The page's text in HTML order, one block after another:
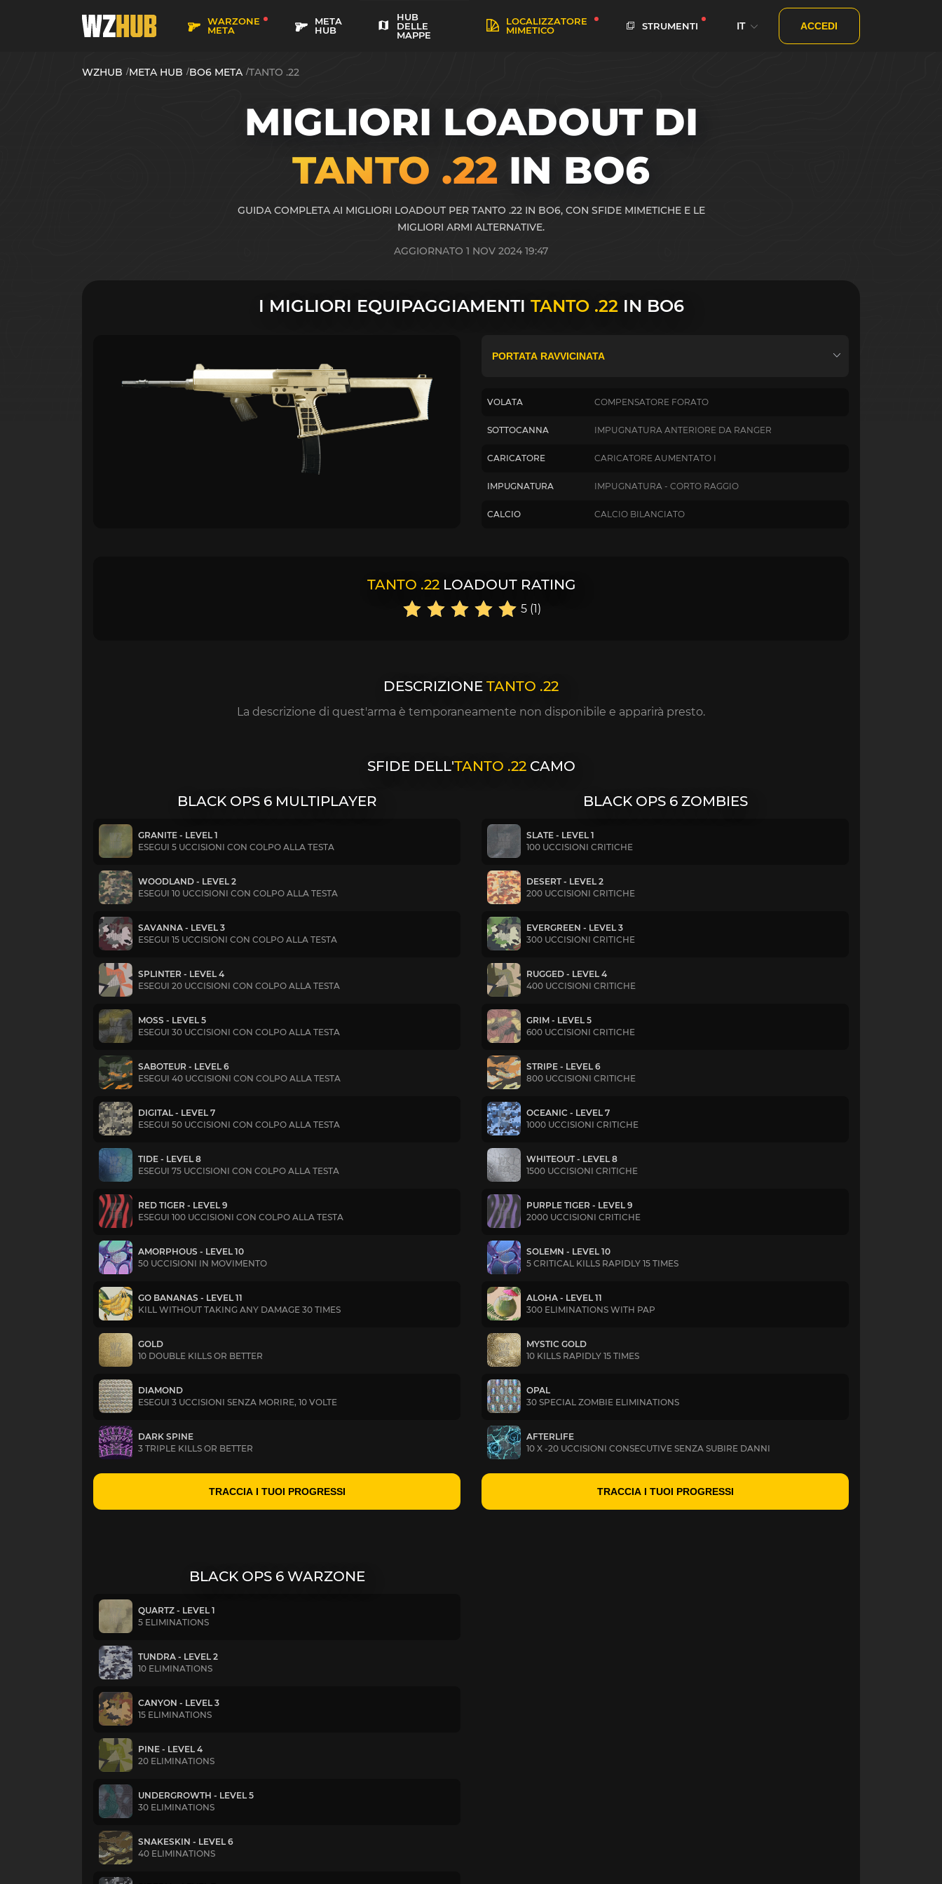
WARZONE
META
META
HUB
HUB
DELLE
MAPPE
LOCALIZZATORE
MIMETICO
STRUMENTI IT ACCEDI
WZHUB META HUB BO6 META TANTO .22
MIGLIORI LOADOUT DI
TANTO .22 IN BO6
GUIDA COMPLETA AI MIGLIORI LOADOUT PER TANTO .22 IN BO6, CON SFIDE MIMETICHE E LE
MIGLIORI ARMI ALTERNATIVE.
AGGIORNATO 1 NOV 2024 19:47
I MIGLIORI EQUIPAGGIAMENTI TANTO .22IN BO6
VOLATA COMPENSATORE FORATO
SOTTOCANNA IMPUGNATURA ANTERIORE DA RANGER
CARICATORE CARICATORE AUMENTATO I
IMPUGNATURA IMPUGNATURA - CORTO RAGGIO
CALCIO CALCIO BILANCIATO
TANTO .22LOADOUT RATING
5 (1)
DESCRIZIONE TANTO .22
La descrizione di quest'arma è temporaneamente non disponibile e apparirà presto.
SFIDE DELL'TANTO .22CAMO
BLACK OPS 6 MULTIPLAYER
GRANITE - LEVEL 1
ESEGUI 5 UCCISIONI CON COLPO ALLA TESTA
WOODLAND - LEVEL 2
ESEGUI 10 UCCISIONI CON COLPO ALLA TESTA
SAVANNA - LEVEL 3
ESEGUI 15 UCCISIONI CON COLPO ALLA TESTA
SPLINTER - LEVEL 4
ESEGUI 20 UCCISIONI CON COLPO ALLA TESTA
MOSS - LEVEL 5
ESEGUI 30 UCCISIONI CON COLPO ALLA TESTA
SABOTEUR - LEVEL 6
ESEGUI 40 UCCISIONI CON COLPO ALLA TESTA
DIGITAL - LEVEL 7
ESEGUI 50 UCCISIONI CON COLPO ALLA TESTA
TIDE - LEVEL 8
ESEGUI 75 UCCISIONI CON COLPO ALLA TESTA
RED TIGER - LEVEL 9
ESEGUI 100 UCCISIONI CON COLPO ALLA TESTA
AMORPHOUS - LEVEL 10
50 UCCISIONI IN MOVIMENTO
GO BANANAS - LEVEL 11
KILL WITHOUT TAKING ANY DAMAGE 30 TIMES
GOLD
10 DOUBLE KILLS OR BETTER
DIAMOND
ESEGUI 3 UCCISIONI SENZA MORIRE, 10 VOLTE
DARK SPINE
3 TRIPLE KILLS OR BETTER
TRACCIA I TUOI PROGRESSI
BLACK OPS 6 ZOMBIES
SLATE - LEVEL 1
100 UCCISIONI CRITICHE
DESERT - LEVEL 2
200 UCCISIONI CRITICHE
EVERGREEN - LEVEL 3
300 UCCISIONI CRITICHE
RUGGED - LEVEL 4
400 UCCISIONI CRITICHE
GRIM - LEVEL 5
600 UCCISIONI CRITICHE
STRIPE - LEVEL 6
800 UCCISIONI CRITICHE
OCEANIC - LEVEL 7
1000 UCCISIONI CRITICHE
WHITEOUT - LEVEL 8
1500 UCCISIONI CRITICHE
PURPLE TIGER - LEVEL 9
2000 UCCISIONI CRITICHE
SOLEMN - LEVEL 10
5 CRITICAL KILLS RAPIDLY 15 TIMES
ALOHA - LEVEL 11
300 ELIMINATIONS WITH PAP
MYSTIC GOLD
10 KILLS RAPIDLY 15 TIMES
OPAL
30 SPECIAL ZOMBIE ELIMINATIONS
AFTERLIFE
10 X -20 UCCISIONI CONSECUTIVE SENZA SUBIRE DANNI
TRACCIA I TUOI PROGRESSI
BLACK OPS 6 WARZONE
QUARTZ - LEVEL 1
5 ELIMINATIONS
TUNDRA - LEVEL 2
10 ELIMINATIONS
CANYON - LEVEL 3
15 ELIMINATIONS
PINE - LEVEL 4
20 ELIMINATIONS
UNDERGROWTH - LEVEL 5
30 ELIMINATIONS
SNAKESKIN - LEVEL 6
40 ELIMINATIONS